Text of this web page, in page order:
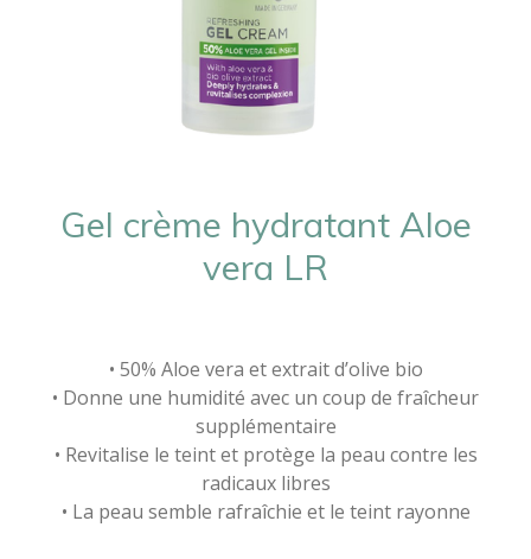
Gel crème hydratant Aloe
vera LR
• 50% Aloe vera et extrait d’olive bio
• Donne une humidité avec un coup de fraîcheur
supplémentaire
• Revitalise le teint et protège la peau contre les
radicaux libres
• La peau semble rafraîchie et le teint rayonne